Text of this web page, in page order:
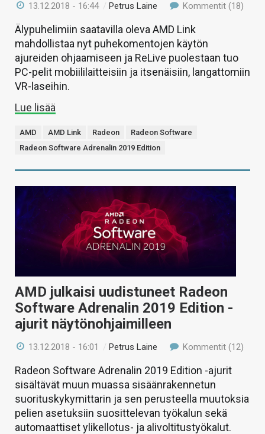
13.12.2018 - 16:44 /Petrus Laine Kommentit (18)
Älypuhelimiin saatavilla oleva AMD Link
mahdollistaa nyt puhekomentojen käytön
ajureiden ohjaamiseen ja ReLive puolestaan tuo
PC-pelit mobiililaitteisiin ja itsenäisiin, langattomiin
VR-laseihin.
Lue lisää
AMD AMD Link Radeon
Radeon Software
Radeon Software Adrenalin 2019 Edition
AMD julkaisi uudistuneet Radeon
Software Adrenalin 2019 Edition -
ajurit näytönohjaimilleen
13.12.2018 - 16:01 /Petrus Laine Kommentit (12)
Radeon Software Adrenalin 2019 Edition -ajurit
sisältävät muun muassa sisäänrakennetun
suorituskykymittarin ja sen perusteella muutoksia
pelien asetuksiin suosittelevan työkalun sekä
automaattiset ylikellotus- ja alivoltitustyökalut.